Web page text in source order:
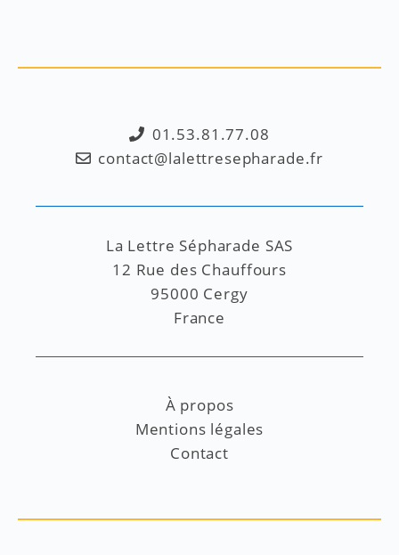
01.53.81.77.08
contact@lalettresepharade.fr
La Lettre Sépharade SAS
12 Rue des Chauffours
95000 Cergy
France
À propos
Mentions légales
Contact